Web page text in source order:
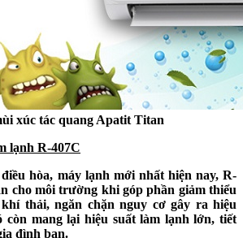
xúc tác quang Apatit Titan
lạnh R-407C
hòa, máy lạnh mới nhất hiện nay, R-
cho môi trường khi góp phần giảm thiểu
thải, ngăn chặn nguy cơ gây ra hiệu
mang lại hiệu suất làm lạnh lớn, tiết
đình bạn.